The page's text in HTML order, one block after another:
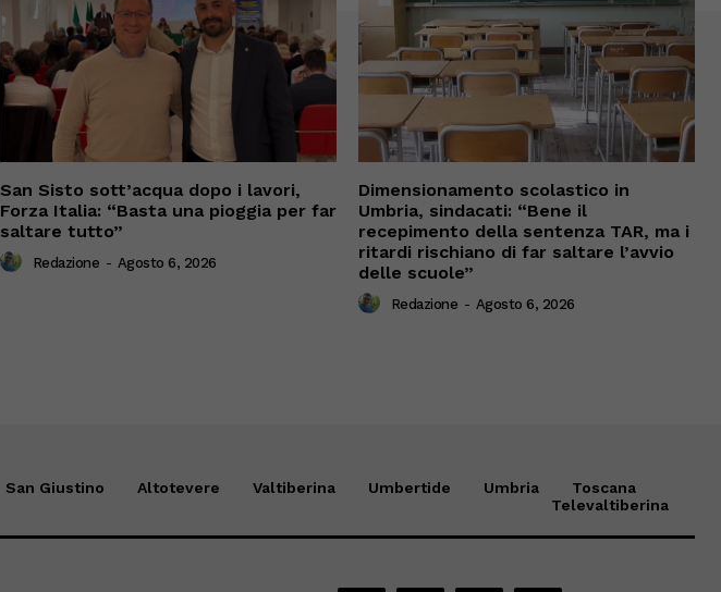
San Sisto sott’acqua dopo i lavori,
Forza Italia: “Basta una pioggia per far
saltare tutto”
Redazione - Agosto 6, 2026
Dimensionamento scolastico in
Umbria, sindacati: “Bene il
recepimento della sentenza TAR, ma i
ritardi rischiano di far saltare l’avvio
delle scuole”
Redazione - Agosto 6, 2026
San Giustino Altotevere Valtiberina Umbertide Umbria
Toscana
Televaltiberina